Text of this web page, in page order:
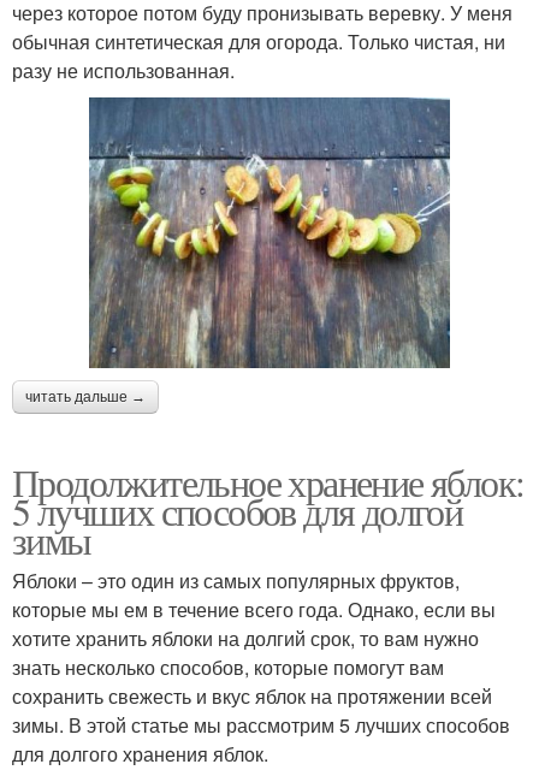
через которое потом буду пронизывать веревку. У меня
обычная синтетическая для огорода. Только чистая, ни
разу не использованная.
читать дальше →
Продолжительное хранение яблок:
5 лучших способов для долгой
зимы
Яблоки – это один из самых популярных фруктов,
которые мы ем в течение всего года. Однако, если вы
хотите хранить яблоки на долгий срок, то вам нужно
знать несколько способов, которые помогут вам
сохранить свежесть и вкус яблок на протяжении всей
зимы. В этой статье мы рассмотрим 5 лучших способов
для долгого хранения яблок.